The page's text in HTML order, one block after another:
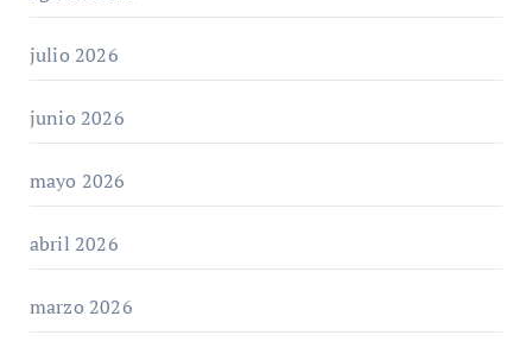
julio 2026
junio 2026
mayo 2026
abril 2026
marzo 2026